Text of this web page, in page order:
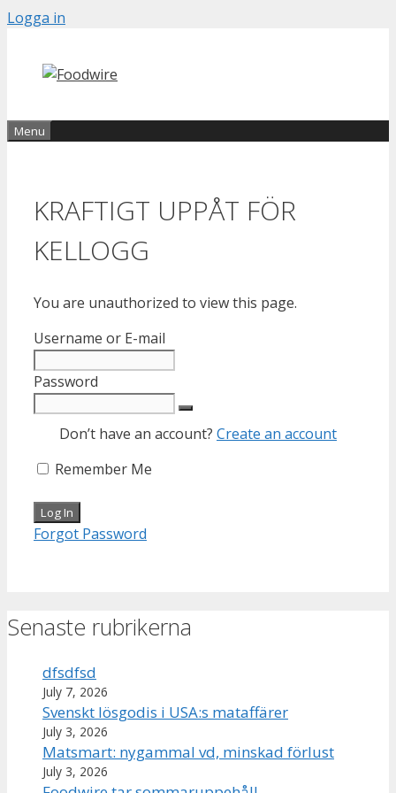
Skip
content
Logga in
Menu
KRAFTIGT UPPÅT FÖR
KELLOGG
You are unauthorized to view this page.
Username or E-mail
Password
Don’t have an account? Create an account
Remember Me
Forgot Password
Senaste rubrikerna
dfsdfsd
July 7, 2026
Svenskt lösgodis i USA:s mataffärer
July 3, 2026
Matsmart: nygammal vd, minskad förlust
July 3, 2026